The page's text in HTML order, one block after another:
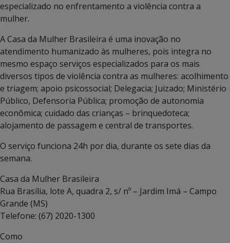
especializado no enfrentamento a violência contra a
mulher.
A Casa da Mulher Brasileira é uma inovação no
atendimento humanizado às mulheres, pois integra no
mesmo espaço serviços especializados para os mais
diversos tipos de violência contra as mulheres: acolhimento
e triagem; apoio psicossocial; Delegacia; Juizado; Ministério
Público, Defensoria Pública; promoção de autonomia
econômica; cuidado das crianças – brinquedoteca;
alojamento de passagem e central de transportes.
O serviço funciona 24h por dia, durante os sete dias da
semana.
Casa da Mulher Brasileira
Rua Brasília, lote A, quadra 2, s/ nº – Jardim Imá – Campo
Grande (MS)
Telefone: (67) 2020-1300
Como